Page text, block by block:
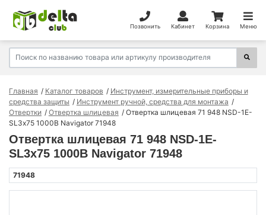
Позвонить Кабинет Корзина Меню
Главная Каталог товаров
Инструмент, измерительные приборы и
средства защиты
Инструмент ручной, средства для монтажа
Отвертки
Отвертка шлицевая
Отвертка шлицевая 71 948 NSD-1E-
SL3х75 1000В Navigator 71948
Отвертка шлицевая 71 948 NSD-1E-
SL3х75 1000В Navigator 71948
71948